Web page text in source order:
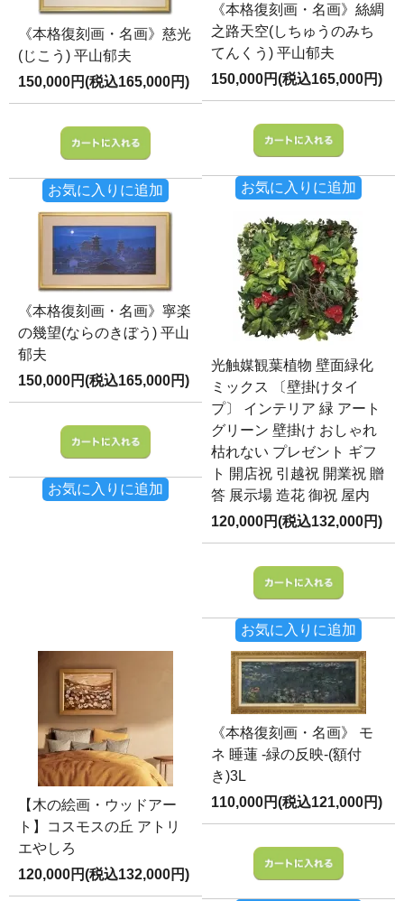
《本格復刻画・名画》慈光
(じこう) 平山郁夫
150,000円(税込165,000円)
お気に入りに追加
《本格復刻画・名画》絲綢
之路天空(しちゅうのみち
てんくう) 平山郁夫
150,000円(税込165,000円)
お気に入りに追加
《本格復刻画・名画》寧楽
の幾望(ならのきぼう) 平山
郁夫
150,000円(税込165,000円)
お気に入りに追加
光触媒観葉植物 壁面緑化
ミックス 〔壁掛けタイ
プ〕 インテリア 緑 アート
グリーン 壁掛け おしゃれ
枯れない プレゼント ギフ
ト 開店祝 引越祝 開業祝 贈
答 展示場 造花 御祝 屋内
120,000円(税込132,000円)
お気に入りに追加
【木の絵画・ウッドアー
ト】コスモスの丘 アトリ
エやしろ
120,000円(税込132,000円)
《本格復刻画・名画》 モ
ネ 睡蓮 -緑の反映-(額付
き)3L
110,000円(税込121,000円)